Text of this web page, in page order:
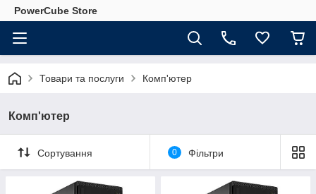
PowerCube Store
Товари та послуги Комп'ютер
Комп'ютер
Сортування 0 Фільтри